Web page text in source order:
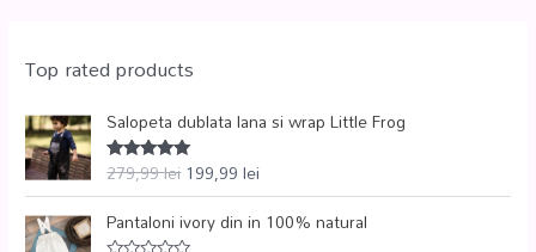
Top rated products
Salopeta dublata lana si wrap Little Frog
Evaluat la
5.00din 5
279,99lei 199,99lei
Pantaloni ivory din in 100% natural